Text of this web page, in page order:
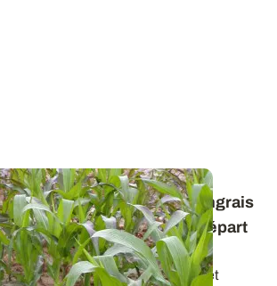
du maïs - Localiser l’engrais
meilleure vigueur au départ
au semis du maïs permet